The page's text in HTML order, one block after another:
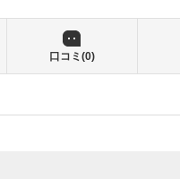
口コミ(0)